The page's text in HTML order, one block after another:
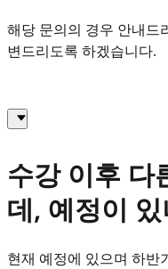
해당 문의의 경우 안내드
변드리도록 하겠습니다.
수강 이후 다
데, 예정이
현재 예정에 있으며 하반